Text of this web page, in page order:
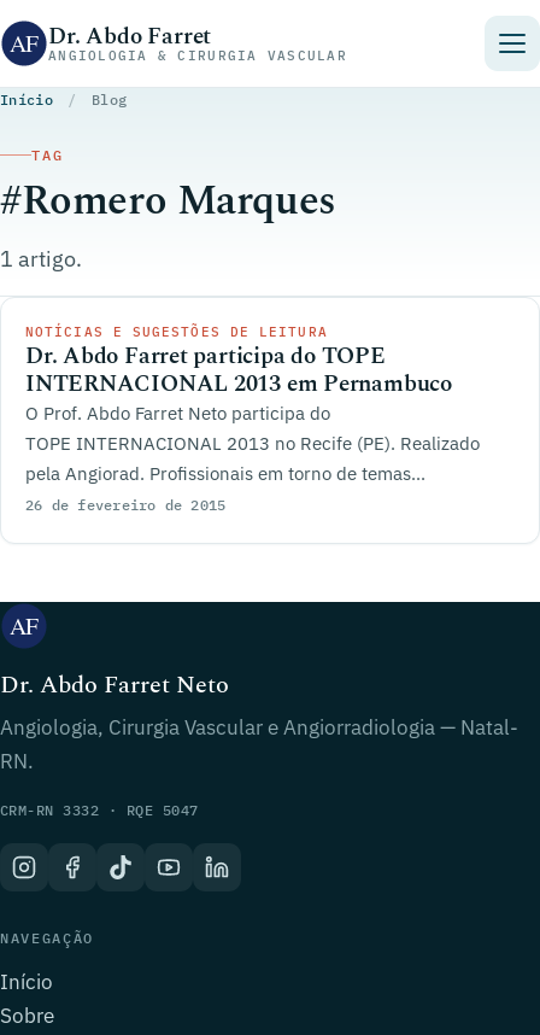
Pular para o conteúdo
Dr. Abdo Farret
ANGIOLOGIA & CIRURGIA VASCULAR
Início / Blog
TAG
#Romero Marques
1 artigo.
NOTÍCIAS E SUGESTÕES DE LEITURA
Dr. Abdo Farret participa do TOPE
INTERNACIONAL 2013 em Pernambuco
O Prof. Abdo Farret Neto participa do
TOPE INTERNACIONAL 2013 no Recife (PE). Realizado
pela Angiorad. Profissionais em torno de temas...
26 de fevereiro de 2015
Dr. Abdo Farret Neto
Angiologia, Cirurgia Vascular e Angiorradiologia — Natal-
RN.
CRM-RN 3332 · RQE 5047
NAVEGAÇÃO
Início
Sobre